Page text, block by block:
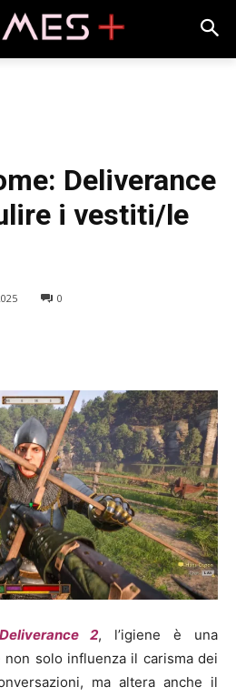
Deliverance
i vestiti/le
0
2, l’igiene è una
solo influenza il carisma dei
ma altera anche il